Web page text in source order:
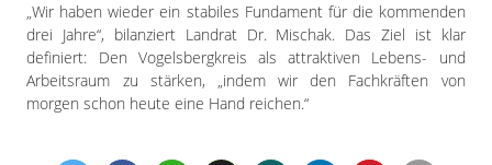
„Wir haben wieder ein stabiles Fundament für die kommenden
drei Jahre“, bilanziert Landrat Dr. Mischak. Das Ziel ist klar
definiert: Den Vogelsbergkreis als attraktiven Lebens- und
Arbeitsraum zu stärken, „indem wir den Fachkräften von
morgen schon heute eine Hand reichen.“